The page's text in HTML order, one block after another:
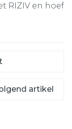
RIZIV en hoef
artikel